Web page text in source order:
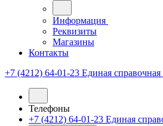
Информация
Реквизиты
Магазины
Контакты
+7 (4212) 64-01-23 Единая справочная
Телефоны
+7 (4212) 64-01-23 Единая